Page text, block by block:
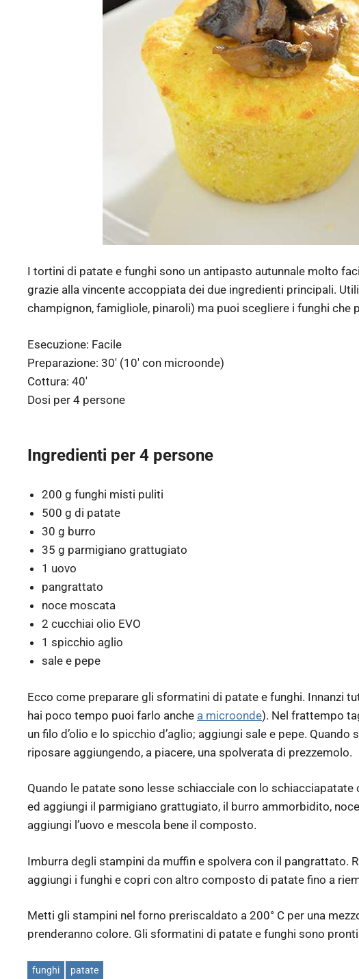
I tortini di patate e funghi sono un antipasto autunnale molto
grazie alla vincente accoppiata dei due ingredienti principali.
champignon, famigliole, pinaroli) ma puoi scegliere i funghi che
Esecuzione: Facile
Preparazione: 30′ (10′ con microonde)
Cottura: 40′
Dosi per 4 persone
Ingredienti per 4 persone
200 g funghi misti puliti
500 g di patate
30 g burro
35 g parmigiano grattugiato
1 uovo
pangrattato
noce moscata
2 cucchiai olio EVO
1 spicchio aglio
sale e pepe
Ecco come preparare gli sformatini di patate e funghi. Innanzi
hai poco tempo puoi farlo anche a microonde). Nel frattempo
un filo d’olio e lo spicchio d’aglio; aggiungi sale e pepe.
riposare aggiungendo, a piacere, una spolverata di prezzemolo.
Quando le patate sono lesse schiacciale con lo
ed aggiungi il parmigiano grattugiato, il burro ammorbidito,
aggiungi l’uovo e mescola bene il composto.
Imburra degli stampini da muffin e spolvera con il pangrattato.
aggiungi i funghi e copri con altro composto di patate fino a
Metti gli stampini nel forno preriscaldato a 200° C per una
prenderanno colore. Gli sformatini di patate e funghi sono
funghi patate